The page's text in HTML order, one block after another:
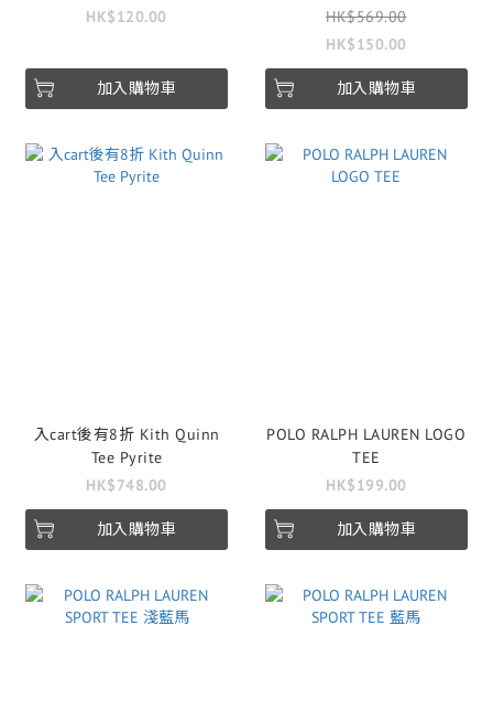
HK$120.00
加入購物車
HK$569.00
HK$150.00
加入購物車
入cart後有8折 Kith Quinn
Tee Pyrite
HK$748.00
加入購物車
POLO RALPH LAUREN LOGO
TEE
HK$199.00
加入購物車